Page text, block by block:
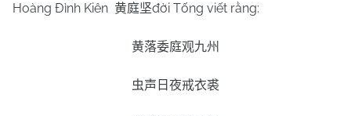
Hoàng Đình Kiên 黄庭坚đời Tống viết rằng:
黄落委庭观九州
虫声日夜戒衣裘